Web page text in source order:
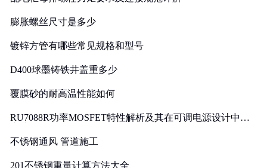
膨胀螺丝尺寸是多少
镀锌方管有哪些常见规格和型号
D400球墨铸铁井盖重多少
覆膜砂的耐高温性能如何
RU7088R功率MOSFET特性解析及其在可调电源设计中的
不锈钢通风 管道施工
201不锈钢重量计算方法大全